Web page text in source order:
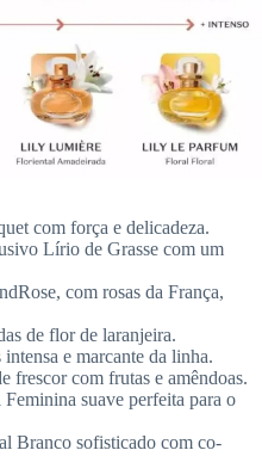
com força e delicadeza.
Lírio de Grasse com um
com rosas da França,
de flor de laranjeira.
intensa e marcante da linha.
frescor com frutas e amêndoas.
suave perfeita para o
Branco sofisticado com co-